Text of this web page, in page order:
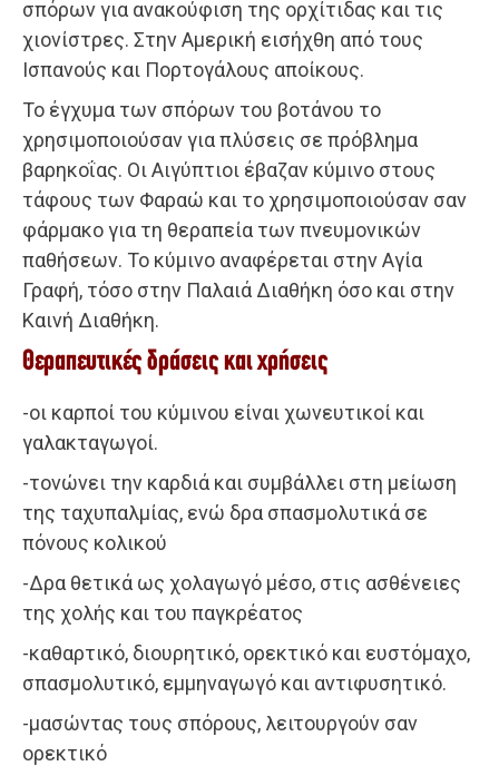
σπόρων για ανακούφιση της ορχίτιδας και τις
χιονίστρες. Στην Αμερική εισήχθη από τους
Ισπανούς και Πορτογάλους αποίκους.
Το έγχυμα των σπόρων του βοτάνου το
χρησιμοποιούσαν για πλύσεις σε πρόβλημα
βαρηκοΐας. Οι Αιγύπτιοι έβαζαν κύμινο στους
τάφους των Φαραώ και το χρησιμοποιούσαν σαν
φάρμακο για τη θεραπεία των πνευμονικών
παθήσεων. Το κύμινο αναφέρεται στην Αγία
Γραφή, τόσο στην Παλαιά Διαθήκη όσο και στην
Καινή Διαθήκη.
Θεραπευτικές δράσεις και χρήσεις
-οι καρποί του κύμινου είναι χωνευτικοί και
γαλακταγωγοί.
-τονώνει την καρδιά και συμβάλλει στη μείωση
της ταχυπαλμίας, ενώ δρα σπασμολυτικά σε
πόνους κολικού
-Δρα θετικά ως χολαγωγό μέσο, στις ασθένειες
της χολής και του παγκρέατος
-καθαρτικό, διουρητικό, ορεκτικό και ευστόμαχο,
σπασμολυτικό, εμμηναγωγό και αντιφυσητικό.
-μασώντας τους σπόρους, λειτουργούν σαν
ορεκτικό